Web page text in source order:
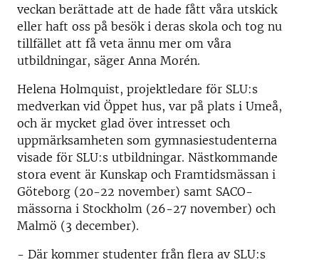
veckan berättade att de hade fått våra utskick
eller haft oss på besök i deras skola och tog nu
tillfället att få veta ännu mer om våra
utbildningar, säger Anna Morén.
Helena Holmquist, projektledare för SLU:s
medverkan vid Öppet hus, var på plats i Umeå,
och är mycket glad över intresset och
uppmärksamheten som gymnasiestudenterna
visade för SLU:s utbildningar. Nästkommande
stora event är Kunskap och Framtidsmässan i
Göteborg (20-22 november) samt SACO-
mässorna i Stockholm (26-27 november) och
Malmö (3 december).
- Där kommer studenter från flera av SLU:s